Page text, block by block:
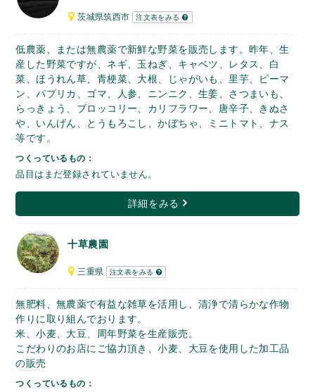
茨城県筑西市 注文表をみる
低農薬、または無農薬で新鮮な野菜を販売します。昨年、生
産した野菜ですが、ネギ、玉ねぎ、キャベツ、レタス、白
菜、ほうれん草、青梗菜、大根、じゃがいも、里芋、ピーマ
ン、パプリカ、ゴマ、人参、ニンニク、生姜、さつまいも、
らっきょう、ブロッコリー、カリフラワー、唐辛子、きぬさ
や、いんげん、とうもろこし、かぼちゃ、ミニトマト、ナス
等です。
つくっているもの：
品目はまだ登録されていません。
詳細をみる
十草農園
三重県 注文表をみる
無肥料、無農薬で有益な雑草を活用し、清浄で清らかな作物
作りに取り組んでおります。
米、小麦、大豆、周年野菜を生産販売。
こだわりのお店にご協力頂き、小麦、大豆を使用した加工品
の販売
つくっているもの：